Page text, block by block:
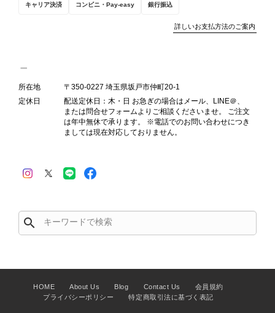
商品が直ぐに届きました。思った以上に素敵なお品でした。また
ご縁が有りましたら宜しくお願い致します。
安心いたしました！ さらに、「思っ
た以上に素敵なお品でした」とのお言
ひこちらの商品を末永くご愛用いただ
けましたら幸いです。 また気になる
商品やご不明な点などございました
キャリア決済 コンビニ・Pay-easy 銀行振込
詳しいお支払方法のご案内
所在地
〒350-0227 埼玉県坂戸市仲町20-1
定休日
配送定休日：木・日 お急ぎの場合はメール、LINE＠、
または問合せフォームよりご相談くださいませ。 ご注文
は年中無休で承ります。 ※電話でのお問い合わせにつき
ましては現在対応しておりません。
search
HOME About Us Blog Contact Us
会員規約
プライバシーポリシー
特定商取引法に基づく表記